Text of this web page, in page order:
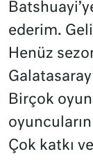
ederim.
Henüz
Birçok
oyuncuların
Çok katkı